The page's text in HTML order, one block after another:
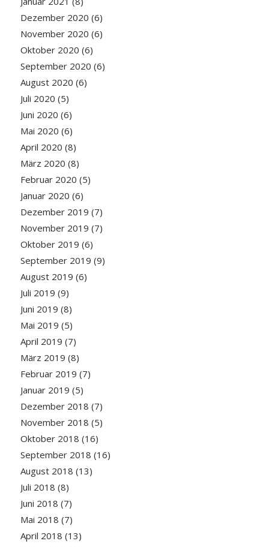
Dezember 2020 (6)
November 2020 (6)
Oktober 2020 (6)
September 2020 (6)
August 2020 (6)
Juli 2020 (5)
Juni 2020 (6)
Mai 2020 (6)
April 2020 (8)
März 2020 (8)
Februar 2020 (5)
Januar 2020 (6)
Dezember 2019 (7)
November 2019 (7)
Oktober 2019 (6)
September 2019 (9)
August 2019 (6)
Juli 2019 (9)
Juni 2019 (8)
Mai 2019 (5)
April 2019 (7)
März 2019 (8)
Februar 2019 (7)
Januar 2019 (5)
Dezember 2018 (7)
November 2018 (5)
Oktober 2018 (16)
September 2018 (16)
August 2018 (13)
Juli 2018 (8)
Juni 2018 (7)
Mai 2018 (7)
April 2018 (13)